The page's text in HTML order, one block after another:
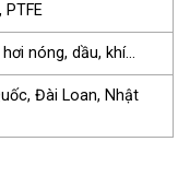
PTFE
hơi nóng, dầu, khí…
Đài Loan, Nhật